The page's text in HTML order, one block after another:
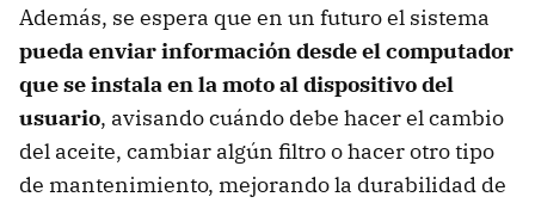
Además, se espera que en un futuro el sistema
pueda enviar información desde el computador
que se instala en la moto al dispositivo del
usuario, avisando cuándo debe hacer el cambio
del aceite, cambiar algún filtro o hacer otro tipo
de mantenimiento, mejorando la durabilidad de